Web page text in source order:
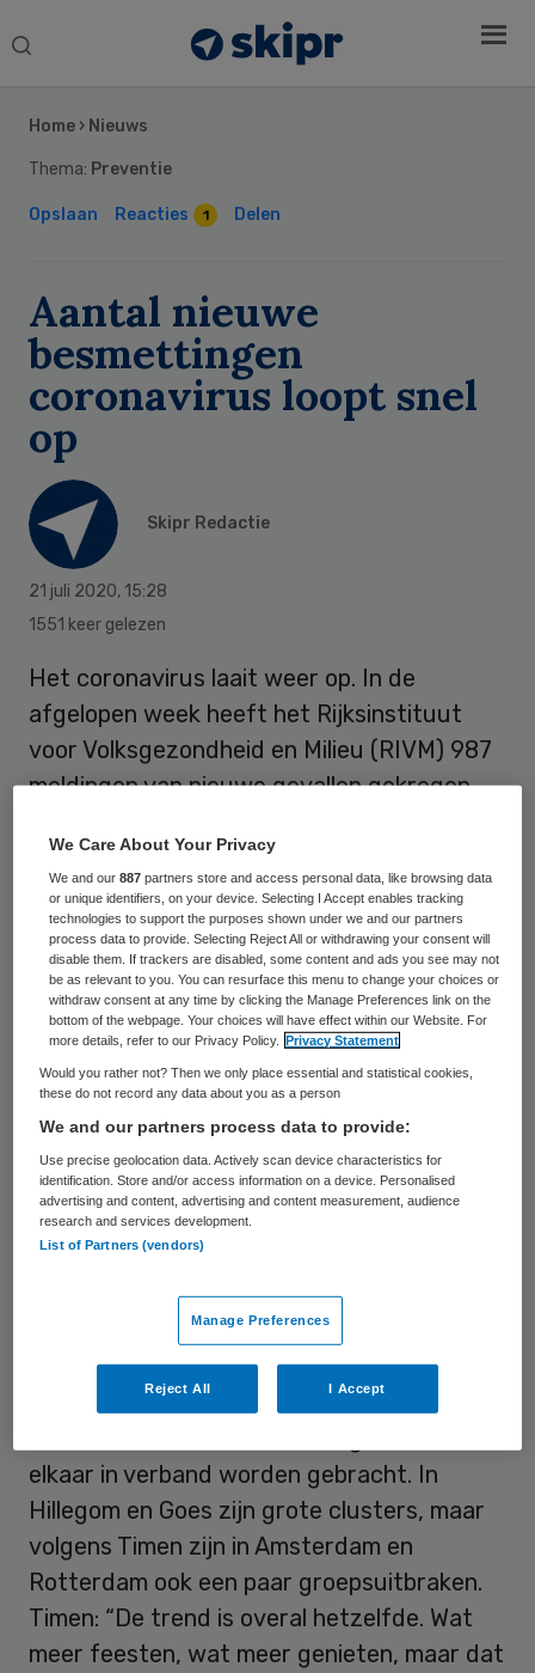
Search
Home › Nieuws
Thema: Preventie
Opslaan Reacties 1 Delen
Aantal nieuwe
besmettingen
coronavirus loopt snel
op
Skipr Redactie
21 juli 2020, 15:28
1551 keer gelezen
Het coronavirus laait weer op. In de
afgelopen week heeft het Rijksinstituut
voor Volksgezondheid en Milieu (RIVM) 987
meldingen van nieuwe gevallen gekregen.
het RIVM er 534 telde.
“Dit is zorgwekkend. Als de maatregelen
versoepeld worden, grijpt het virus vrij snel
zijn kans om zich te verspreiden”, zegt Aura
Timen, hoofd van de Landelijke Coördinatie
Infectieziektebestrijding van het RIVM.
“Het is ook zorgwekkend dat mensen met
klachten zich niet laten testen. Ze gaan
toch naar hun werk en maken toch
afspraken met hun vrienden.”
Bijna honderd clusters
Volgens het RIVM zijn er momenteel 96
actieve lokale uitbraken (clusters). Bij zo’n
elkaar in verband worden gebracht. In
Hillegom en Goes zijn grote clusters, maar
volgens Timen zijn in Amsterdam en
Rotterdam ook een paar groepsuitbraken.
Timen: “De trend is overal hetzelfde. Wat
meer feesten, wat meer genieten, maar dat
Sidebar
We Care About Your Privacy
We and our887 partners store and access personal data, like browsing data
or unique identifiers, on your device. Selecting I Accept enables tracking
technologies to support the purposes shown under we and our partners
process data to provide. Selecting Reject All or withdrawing your consent will
disable them. If trackers are disabled, some content and ads you see may not
be as relevant to you. You can resurface this menu to change your choices or
withdraw consent at any time by clicking the Manage Preferences link on the
bottom of the webpage. Your choices will have effect within our Website. For
more details, refer to our Privacy Policy.
Privacy Statement
Would you rather not? Then we only place essential and statistical cookies,
these do not record any data about you as a person
We and our partners process data to provide:
Use precise geolocation data. Actively scan device characteristics for
identification. Store and/or access information on a device. Personalised
advertising and content, advertising and content measurement, audience
research and services development.
List of Partners (vendors)
Manage Preferences
Reject All I Accept